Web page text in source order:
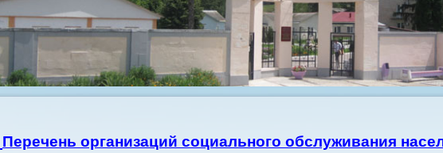
Перечень организаций социального обслуживания